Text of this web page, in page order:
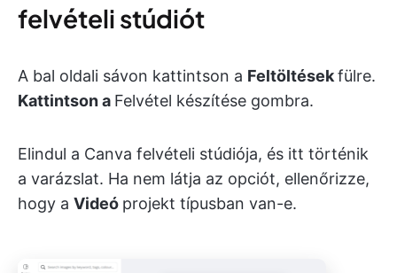
felvételi stúdiót
A bal oldali sávon kattintson a Feltöltésekfülre.
Kattintson a Felvétel készítése gombra.
Elindul a Canva felvételi stúdiója, és itt történik
a varázslat. Ha nem látja az opciót, ellenőrizze,
hogy a Videó projekt típusban van-e.